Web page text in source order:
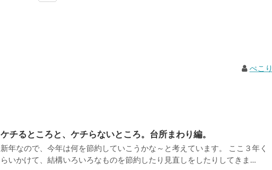
ぺこり
ケチるところと、ケチらないところ。台所まわり編。
新年なので、今年は何を節約していこうかな～と考えています。 ここ３年く
らいかけて、結構いろいろなものを節約したり見直しをしたりしてきま...